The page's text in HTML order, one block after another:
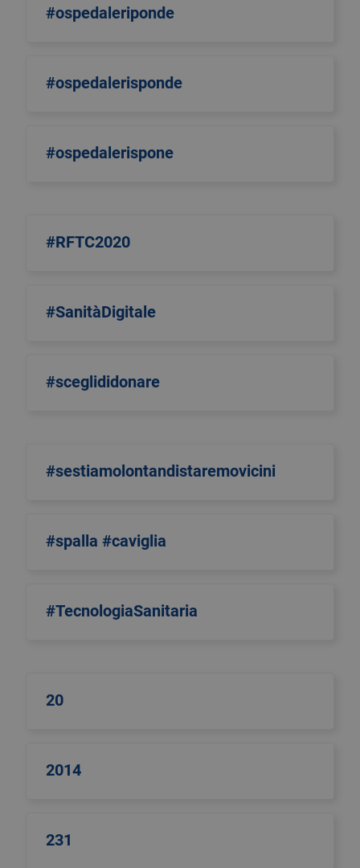
#ospedaleriponde
#ospedalerisponde
#ospedalerispone
#RFTC2020
#SanitàDigitale
#sceglididonare
#sestiamolontandistaremovicini
#spalla #caviglia
#TecnologiaSanitaria
20
2014
231